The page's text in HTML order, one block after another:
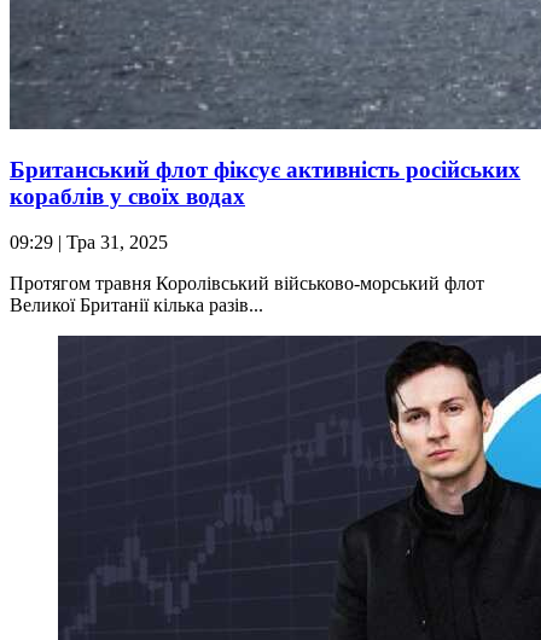
Британський флот фіксує активність російських
кораблів у своїх водах
09:29 | Тра 31, 2025
Протягом травня Королівський військово-морський флот
Великої Британії кілька разів...